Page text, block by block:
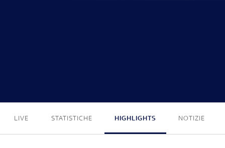
LIVE STATISTICHE HIGHLIGHTS NOTIZIE